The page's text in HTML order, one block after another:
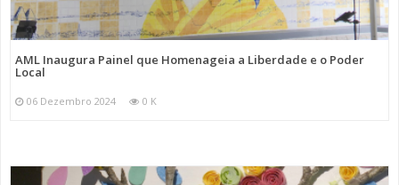
AML Inaugura Painel que Homenageia a Liberdade e o Poder
Local
06 Dezembro 2024 0 K